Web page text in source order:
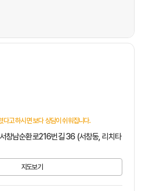
다고 하시면 보다 상담이 쉬워집니다.
창남순환로216번길 36 (서창동, 리치타
지도보기